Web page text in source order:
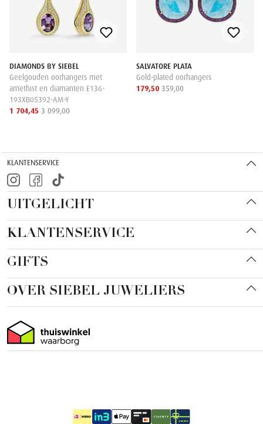
DIAMONDS BY SIEBEL
Geelgouden oorhangers met
amethist en diamanten E136-
193XB05392-AM-Y
1 704,45 3 099,00
SALVATORE PLATA
Gold-plated oorhangers
179,50 359,00
KLANTENSERVICE
UITGELICHT
KLANTENSERVICE
GIFTS
OVER SIEBEL JUWELIERS